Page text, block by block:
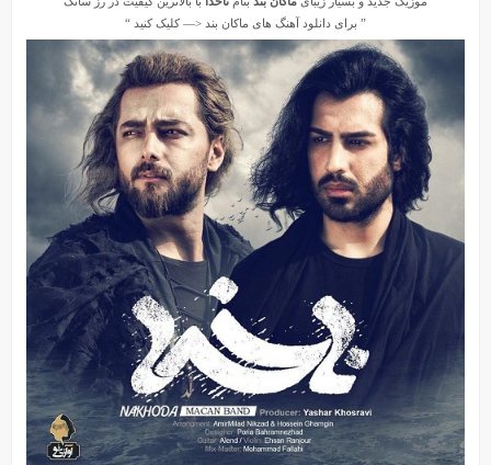
” برای دانلود آهنگ های ماکان بند <— کلیک کنید “